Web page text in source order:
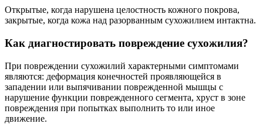
Открытые, когда нарушена целостность кожного покрова,
закрытые, когда кожа над разорванным сухожилием интактна.
Как диагностировать повреждение сухожилия?
При повреждении сухожилий характерными симптомами
являются: деформация конечностей проявляющейся в
западении или выпячивании поврежденной мышцы с
нарушение функции поврежденного сегмента, хруст в зоне
повреждения при попытках выполнить то или иное
движение.